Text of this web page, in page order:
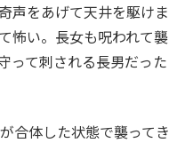
声をあげて天井を駆けま
怖い。長女も呪われて襲
って刺される長男だった
合体した状態で襲ってき